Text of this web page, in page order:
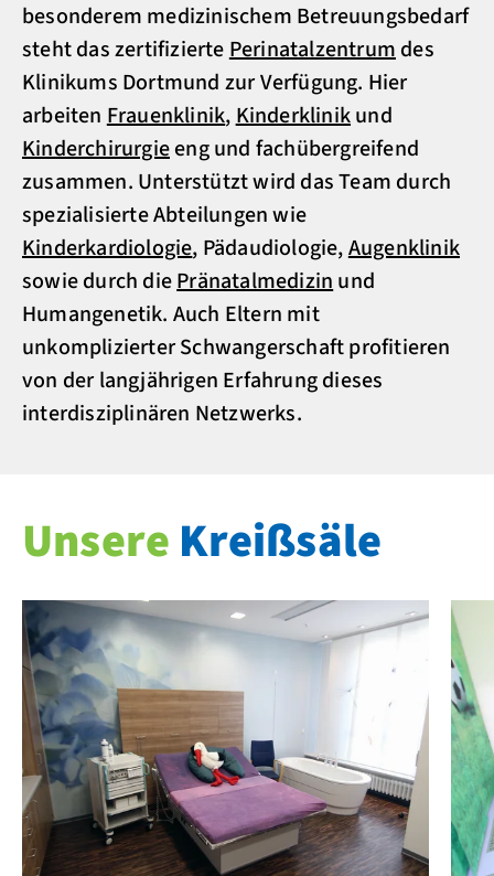
besonderem medizinischem Betreuungsbedarf
steht das zertifiziertePerinatalzentrumdes
Klinikums Dortmund zur Verfügung. Hier
arbeitenFrauenklinik,Kinderklinikund
Kinderchirurgieeng und fachübergreifend
zusammen. Unterstützt wird das Team durch
spezialisierte Abteilungen wie
Kinderkardiologie, Pädaudiologie,Augenklinik
sowie durch diePränatalmedizinund
Humangenetik. Auch Eltern mit
unkomplizierter Schwangerschaft profitieren
von der langjährigen Erfahrung dieses
interdisziplinären Netzwerks.
Unsere Kreißsäle